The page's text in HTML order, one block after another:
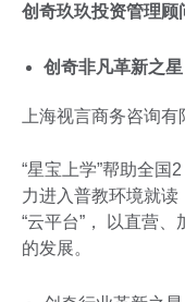
创奇玖玖投资管理
创奇非凡革新之星
上海视言商务咨询有
“星宝上学”帮助全国
力进入普教环境就读
“云平台”， 以直营
的发展。